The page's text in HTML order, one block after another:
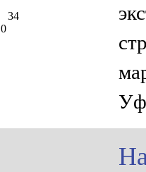
34
0